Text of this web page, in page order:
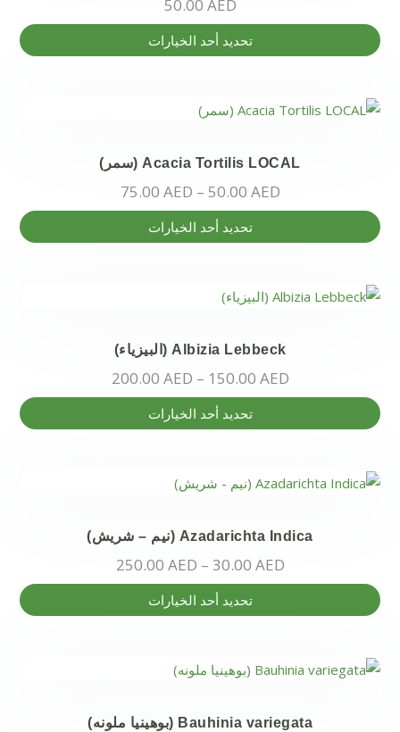
50.00 AED
تحديد أحد الخيارات
هناك
العديد
الأشكال
اختيار
الخيارات
صفحة
Acacia Tortilis LOCAL (سمر)
50.00 AED
–
75.00 AED
تحديد أحد الخيارات
هناك
العديد
الأشكال
اختيار
الخيارات
صفحة
Albizia Lebbeck (البيزياء)
150.00 AED
–
200.00 AED
تحديد أحد الخيارات
هناك
العديد
الأشكال
اختيار
الخيارات
صفحة
Azadarichta Indica (نيم – شريش)
30.00 AED
–
250.00 AED
تحديد أحد الخيارات
هناك
العديد
الأشكال
Bauhinia variegata (بوهينيا ملونه)